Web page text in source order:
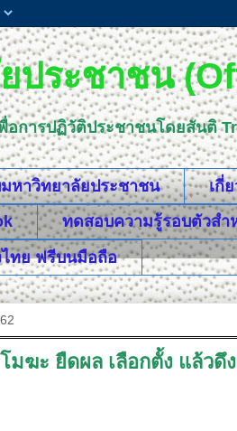
ประชาชน
อการปฏิวัติประชาชนโดยสันติ
มหาวิทยาลัยประชาชน เกี่
ทดสอบความรู้รอบตัวส
ทย ฟรีบนมือถือ
มฆะ ยืดผล เลือกตั้ง แล้วดึ